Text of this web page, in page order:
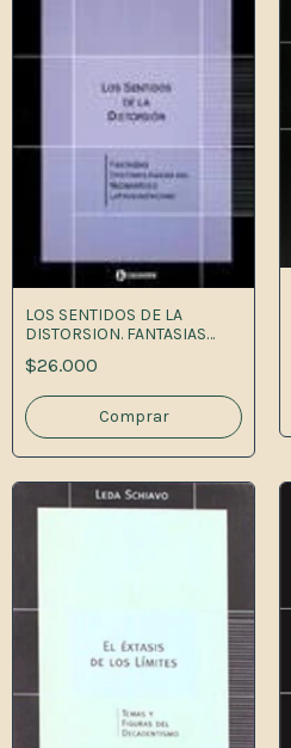
LOS SENTIDOS DE LA
DISTORSION. FANTASIAS
EPISTEMOL 1A.ED
$26.000